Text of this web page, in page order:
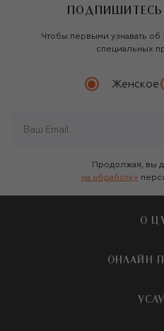
Чтобы первыми узнавать
специальных
Женское
Продолжая, вы
на обработку
О
О
Бутики и
ОНЛАЙН